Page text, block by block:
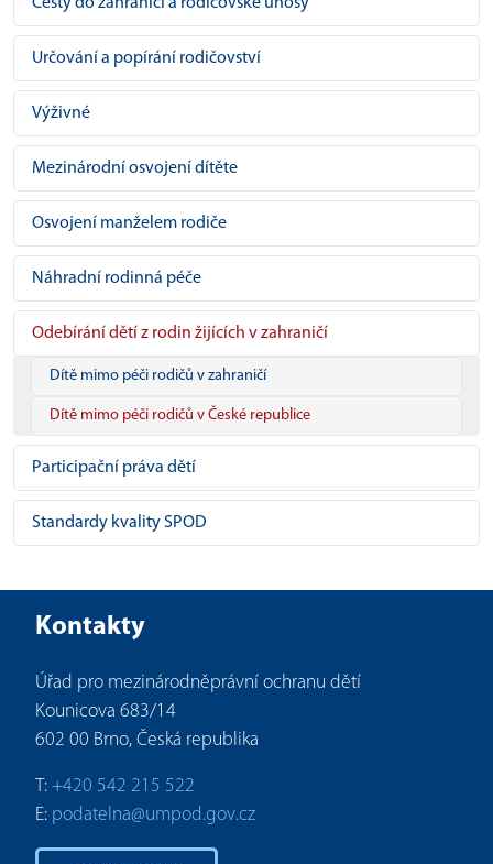
Určování a popírání rodičovství
Výživné
Mezinárodní osvojení dítěte
Osvojení manželem rodiče
Náhradní rodinná péče
Odebírání dětí z rodin žijících v zahraničí
Dítě mimo péči rodičů v zahraničí
Dítě mimo péči rodičů v České republice
Participační práva dětí
Standardy kvality SPOD
Kontakty
Úřad pro mezinárodněprávní ochranu dětí
Kounicova 683/14
602 00 Brno, Česká republika
T: +420 542 215 522
E: podatelna@umpod.gov.cz